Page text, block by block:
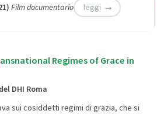
Film documentario leggi
Regimes of Grace in
DHI Roma
sui cosiddetti regimi di grazia, che si